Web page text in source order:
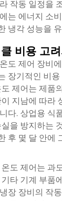
작동 일정을
는 에너지 소
냉각 성능을
비용 고
도 제어 장비
장기적인 비
제어는 제품
지남에 따라
다. 상업용 식
을 방지하는
후 몇 달 안에
도 제어는 과
타 기계 부품
장 장비의 작